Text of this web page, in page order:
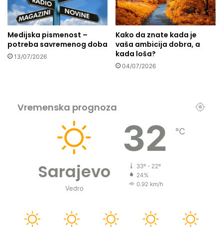
k
o
v
i
ć
n
o
m
o
r
i
Medijska pismenost –
potreba savremenog doba
13/07/2026
Kako da znate kada je
vaša ambicija dobra, a
kada loša?
04/07/2026
Vremenska prognoza
Sarajevo
Vedro
32 ℃
33º - 22º
24%
0.92 km/h